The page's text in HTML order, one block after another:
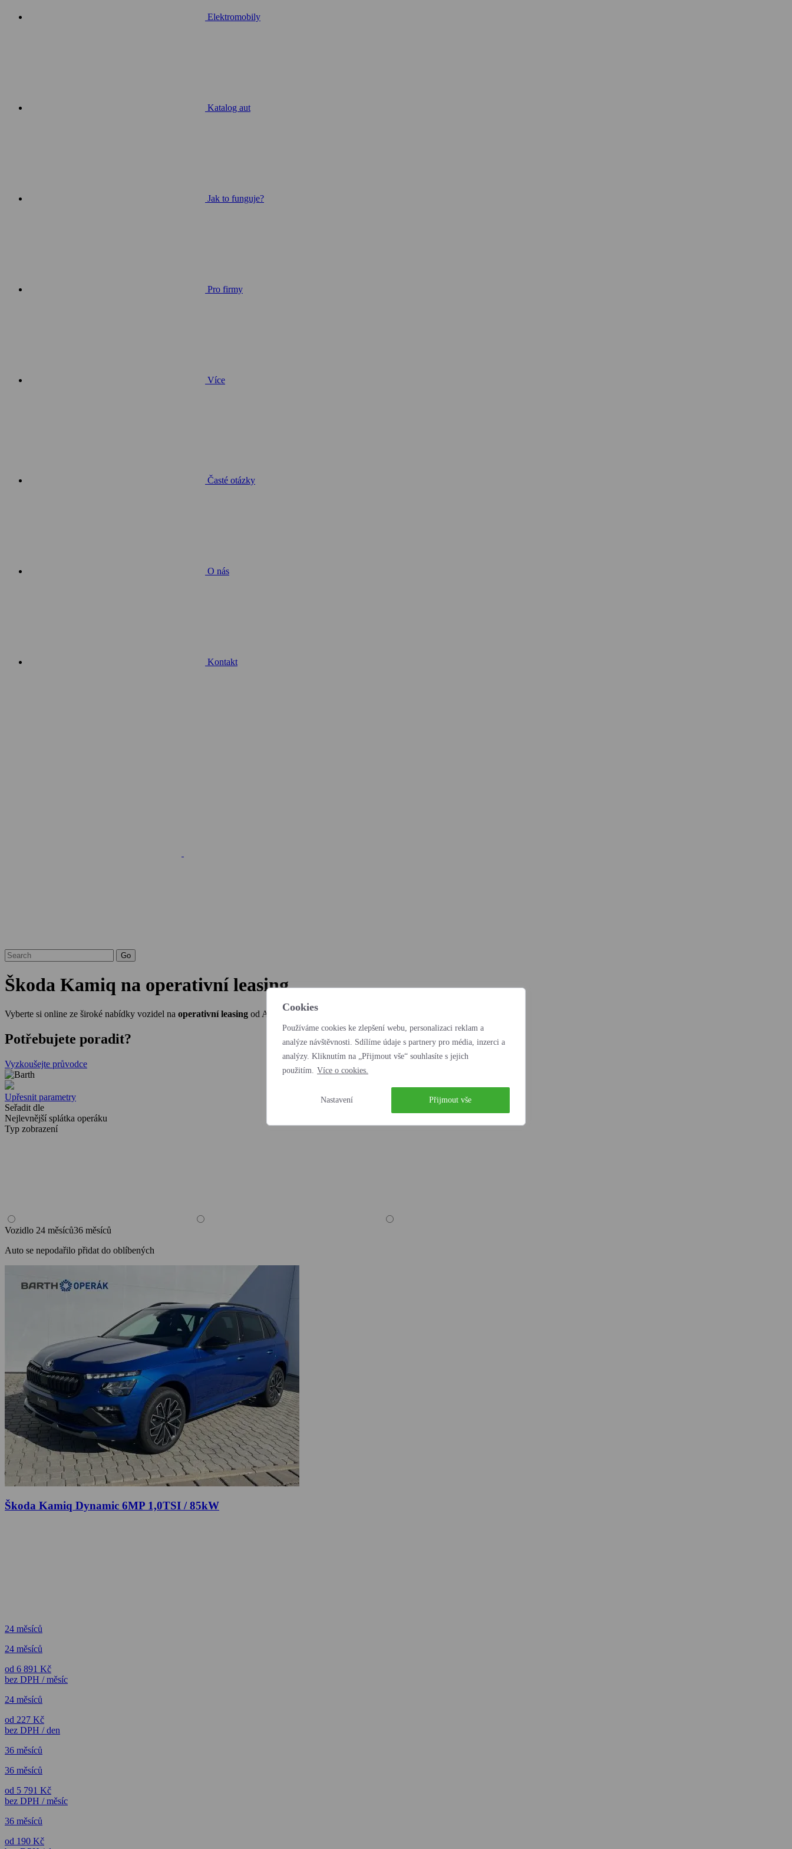
Cookies
Používáme cookies ke zlepšení webu, personalizaci reklam a
analýze návštěvnosti. Sdílíme údaje s partnery pro média, inzerci a
analýzy. Kliknutím na „Přijmout vše“ souhlasíte s jejich
použitím. Více o cookies.
Nastavení Přijmout vše
Elektromobily
Katalog aut
Jak to funguje?
Pro firmy
Více
Časté otázky
O nás
Kontakt
Škoda Kamiq na operativní leasing
Vyberte si online ze široké nabídky vozidel na operativní leasing od Autocentra BARTH a.s.
Potřebujete poradit?
Vyzkoušejte průvodce
Upřesnit parametry
Seřadit dle
Nejlevnější splátka operáku
Typ zobrazení
Vozidlo 24 měsíců36 měsíců
Auto se nepodařilo přidat do oblíbených
Škoda Kamiq Dynamic 6MP 1,0TSI / 85kW
24 měsíců
24 měsíců
od 6 891 Kč
bez DPH / měsíc
24 měsíců
od 227 Kč
bez DPH / den
36 měsíců
36 měsíců
od 5 791 Kč
bez DPH / měsíc
36 měsíců
od 190 Kč